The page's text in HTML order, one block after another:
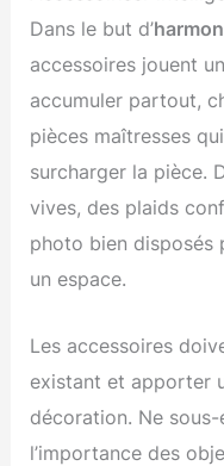
Dans le but d’
accessoires jouent
accumuler partout,
pièces maîtresses
surcharger la pièce.
vives, des plaids
photo bien disposés
un espace.
Les accessoires
existant et apporter
décoration. Ne
l’importance des